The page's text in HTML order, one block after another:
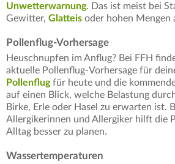
Unwetterwarnung. Das ist meist bei
Gewitter, Glatteis oder hohen Mengen
Pollenflug-Vorhersage
Heuschnupfen im Anflug? Bei FFH
aktuelle Pollenflug-Vorhersage für
Pollenflugfür heute und die
auf einen Blick, welche Belastung
Birke, Erle oder Hasel zu erwarten ist.
Allergikerinnen und Allergiker hilft die
Alltag besser zu planen.
Wassertemperaturen